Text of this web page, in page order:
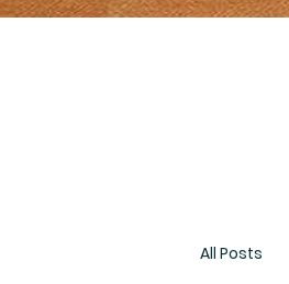
All Posts